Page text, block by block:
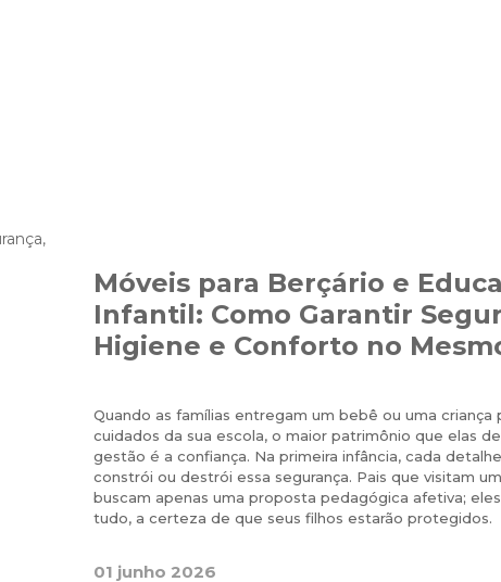
Móveis para Berçário e
Infantil: Como Garantir
Higiene e Conforto no
Quando as famílias entregam um bebê ou uma criança
cuidados da sua escola, o maior patrimônio que elas
gestão é a confiança. Na primeira infância, cada
constrói ou destrói essa segurança. Pais que visitam
buscam apenas uma proposta pedagógica afetiva;
tudo, a certeza de que seus filhos estarão protegidos.
01 junho 2026